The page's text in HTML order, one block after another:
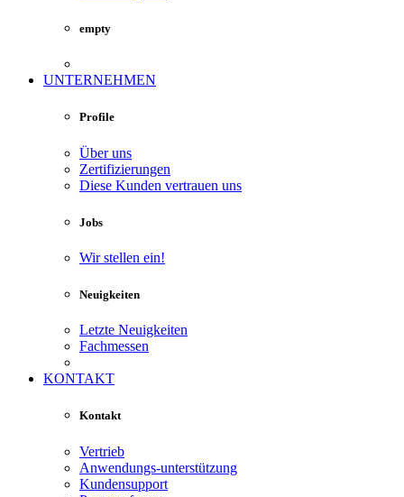
empty
UNTERNEHMEN
Profile
Über uns
Zertifizierungen
Diese Kunden vertrauen uns
Jobs
Wir stellen ein!
Neuigkeiten
Letzte Neuigkeiten
Fachmessen
KONTAKT
Kontakt
Vertrieb
Anwendungs-unterstützung
Kundensupport